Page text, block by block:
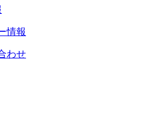
情報
わせ